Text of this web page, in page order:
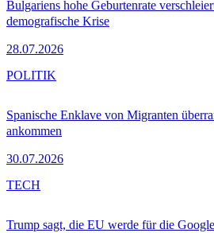
Bulgariens hohe Geburtenrate
demografische Krise
28.07.2026
Spanische Enklave von Migranten
ankommen
30.07.2026
POLITIK
Trump sagt, die EU werde für die
TECH